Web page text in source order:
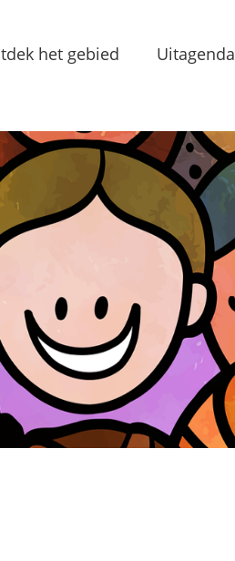
het gebied
en Plassen
Verhalen
de omgeving
initiatieven
Uitagenda